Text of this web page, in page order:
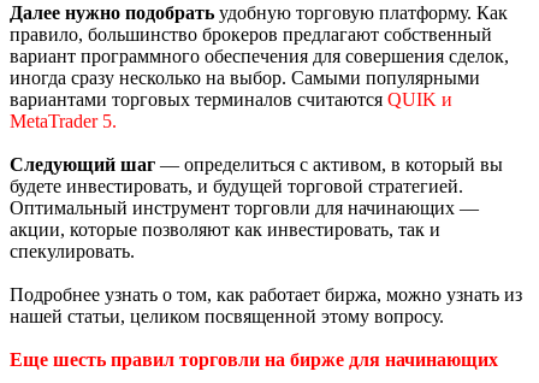
Далее нужно подобрать удобную торговую платформу. Как
правило, большинство брокеров предлагают собственный
вариант программного обеспечения для совершения сделок,
иногда сразу несколько на выбор. Самыми популярными
вариантами торговых терминалов считаются QUIK и
MetaTrader 5.
Следующий шаг — определиться с активом, в который вы
будете инвестировать, и будущей торговой стратегией.
Оптимальный инструмент торговли для начинающих —
акции, которые позволяют как инвестировать, так и
спекулировать.
Подробнее узнать о том, как работает биржа, можно узнать из
нашей статьи, целиком посвященной этому вопросу.
Еще шесть правил торговли на бирже для начинающих